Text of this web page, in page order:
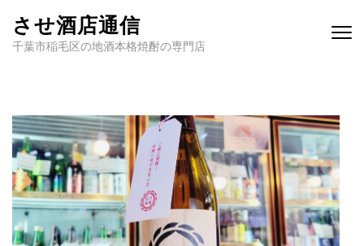
させ酒店通信
千葉市稲毛区の地酒本格焼酎の専門店